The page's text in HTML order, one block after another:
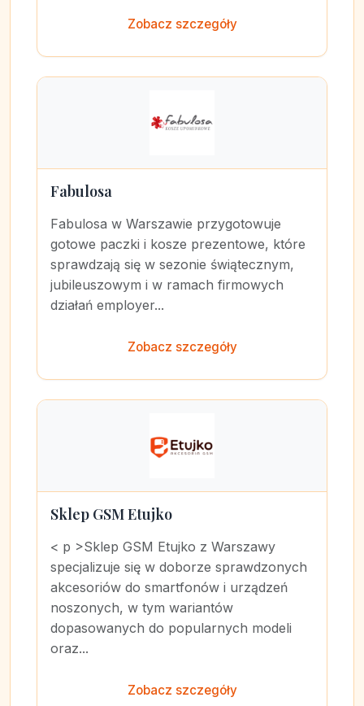
Zobacz szczegóły
Fabulosa
Fabulosa w Warszawie przygotowuje
gotowe paczki i kosze prezentowe, które
sprawdzają się w sezonie świątecznym,
jubileuszowym i w ramach firmowych
działań employer...
Zobacz szczegóły
Sklep GSM Etujko
< p >Sklep GSM Etujko z Warszawy
specjalizuje się w doborze sprawdzonych
akcesoriów do smartfonów i urządzeń
noszonych, w tym wariantów
dopasowanych do popularnych modeli
oraz...
Zobacz szczegóły